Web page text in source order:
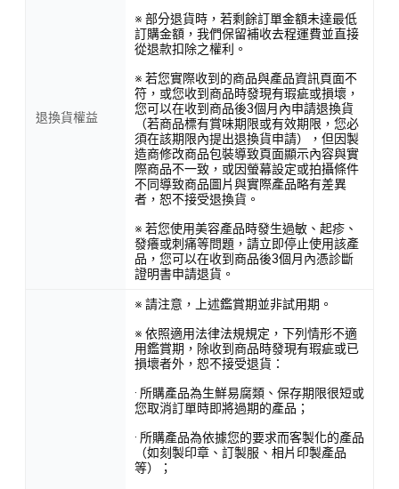
退換貨權益
※ 部分退貨時，若剩餘訂單金額未達最低
訂購金額，我們保留補收去程運費並直接
從退款扣除之權利。
※ 若您實際收到的商品與產品資訊頁面不
符，或您收到商品時發現有瑕疵或損壞，
您可以在收到商品後3個月內申請退換貨
（若商品標有賞味期限或有效期限，您必
須在該期限內提出退換貨申請），但因製
造商修改商品包裝導致頁面顯示內容與實
際商品不一致，或因螢幕設定或拍攝條件
不同導致商品圖片與實際產品略有差異
者，恕不接受退換貨。
※ 若您使用美容產品時發生過敏、起疹、
發癢或刺痛等問題，請立即停止使用該產
品，您可以在收到商品後3個月內憑診斷
證明書申請退貨。
※ 請注意，上述鑑賞期並非試用期。
※ 依照適用法律法規規定，下列情形不適
用鑑賞期，除收到商品時發現有瑕疵或已
損壞者外，恕不接受退貨：
· 所購產品為生鮮易腐類、保存期限很短或
您取消訂單時即將過期的產品；
· 所購產品為依據您的要求而客製化的產品
（如刻製印章、訂製服、相片印製產品
等）；